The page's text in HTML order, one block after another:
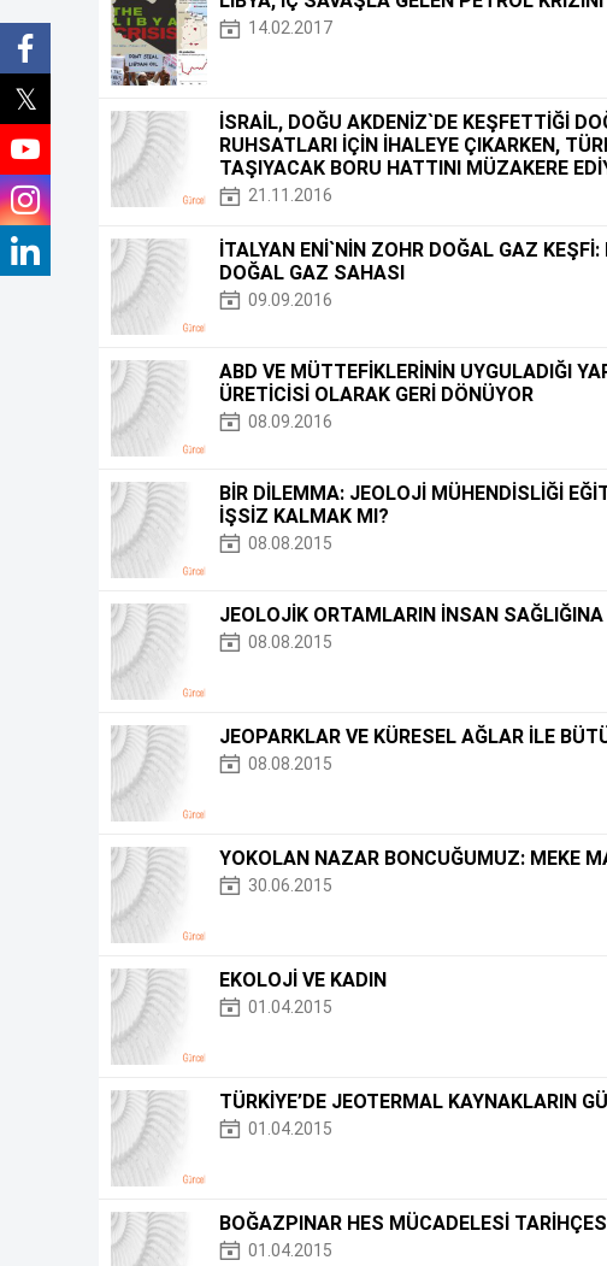
14.02.2017
İSRAİL, DOĞU AKDENİZ`DE KEŞFETTİĞİ
RUHSATLARI İÇİN İHALEYE ÇIKARKEN,
TAŞIYACAK BORU HATTINI MÜZAKERE
21.11.2016
İTALYAN ENİ`NİN ZOHR DOĞAL GAZ
DOĞAL GAZ SAHASI
09.09.2016
ABD VE MÜTTEFİKLERİNİN UYGULADIĞI
ÜRETİCİSİ OLARAK GERİ DÖNÜYOR
08.09.2016
BİR DİLEMMA: JEOLOJİ MÜHENDİSLİĞİ
İŞSİZ KALMAK MI?
08.08.2015
JEOLOJİK ORTAMLARIN İNSAN
08.08.2015
JEOPARKLAR VE KÜRESEL AĞLAR İLE
08.08.2015
YOKOLAN NAZAR BONCUĞUMUZ: MEKE
30.06.2015
EKOLOJİ VE KADIN
01.04.2015
TÜRKİYE’DE JEOTERMAL KAYNAKLARIN
01.04.2015
BOĞAZPINAR HES MÜCADELESİ
01.04.2015